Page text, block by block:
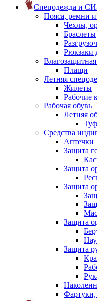
Спецодежда и
Пояса, ремни
Чехлы,
Браслеты
Рюкзаки
Плащи
Летняя
Жилеты
Рабочие
Рабочая обувь
Летняя
Средства
Аптечки
Защита
Защита
Защита
Защита
Защита
Фартуки,